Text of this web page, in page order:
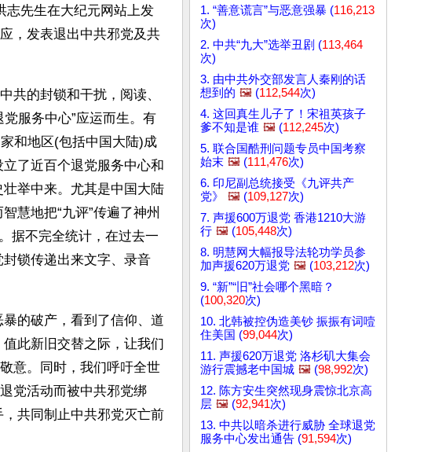
志先生在大纪元网站上发
，发表退出中共邪党及共
共的封锁和干扰，阅读、
服务中心”应运而生。有
和地区(包括中国大陆)成
了近百个退党服务中心和
举中来。尤其是中国大陆
慧地把“九评”传遍了神州
据不完全统计，在过去一
锁传递出来文字、录音
的破产，看到了信仰、道
此新旧交替之际，让我们
意。同时，我们呼吁全世
党活动而被中共邪党绑
共同制止中共邪党灭亡前
1. “善意谎言”与恶意强暴 (116,213
次)
2. 中共“九大”选举丑剧 (113,464
次)
3. 由中共外交部发言人秦刚的话
想到的 🖼️ (112,544次)
4. 这回真生儿子了！宋祖英孩子
爹不知是谁 🖼️ (112,245次)
5. 联合国酷刑问题专员中国考察
始末 🖼️ (111,476次)
6. 印尼副总统接受《九评共产
党》
🖼️ (109,127次)
7. 声援600万退党 香港1210大游
行 🖼️ (105,448次)
8. 明慧网大幅报导法轮功学员参
加声援620万退党 🖼️ (103,212次)
9. “新”“旧”社会哪个黑暗？
(100,320次)
10. 北韩被控伪造美钞 振振有词噎
住美国 (99,044次)
11. 声援620万退党 洛杉矶大集会
游行震撼老中国城 🖼️ (98,992次)
12. 陈方安生突然现身震惊北京高
层 🖼️ (92,941次)
13. 中共以暗杀进行威胁 全球退党
服务中心发出通告 (91,594次)